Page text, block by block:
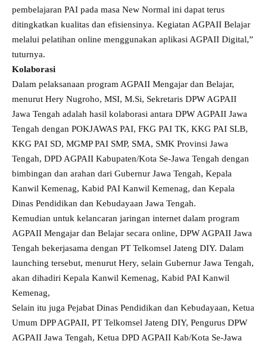
pembelajaran PAI pada masa New Normal ini dapat terus
ditingkatkan kualitas dan efisiensinya. Kegiatan AGPAII Belajar
melalui pelatihan online menggunakan aplikasi AGPAII Digital,”
tuturnya.
Kolaborasi
Dalam pelaksanaan program AGPAII Mengajar dan Belajar,
menurut Hery Nugroho, MSI, M.Si, Sekretaris DPW AGPAII
Jawa Tengah adalah hasil kolaborasi antara DPW AGPAII Jawa
Tengah dengan POKJAWAS PAI, FKG PAI TK, KKG PAI SLB,
KKG PAI SD, MGMP PAI SMP, SMA, SMK Provinsi Jawa
Tengah, DPD AGPAII Kabupaten/Kota Se-Jawa Tengah dengan
bimbingan dan arahan dari Gubernur Jawa Tengah, Kepala
Kanwil Kemenag, Kabid PAI Kanwil Kemenag, dan Kepala
Dinas Pendidikan dan Kebudayaan Jawa Tengah.
Kemudian untuk kelancaran jaringan internet dalam program
AGPAII Mengajar dan Belajar secara online, DPW AGPAII Jawa
Tengah bekerjasama dengan PT Telkomsel Jateng DIY. Dalam
launching tersebut, menurut Hery, selain Gubernur Jawa Tengah,
akan dihadiri Kepala Kanwil Kemenag, Kabid PAI Kanwil
Kemenag,
Selain itu juga Pejabat Dinas Pendidikan dan Kebudayaan, Ketua
Umum DPP AGPAII, PT Telkomsel Jateng DIY, Pengurus DPW
AGPAII Jawa Tengah, Ketua DPD AGPAII Kab/Kota Se-Jawa